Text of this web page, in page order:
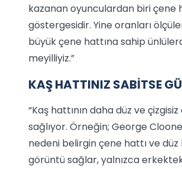
kazanan oyunculardan biri çene
göstergesidir. Yine oranları
büyük çene hattına sahip
meyilliyiz.”
KAŞ HATTINIZ SABİTSE
“Kaş hattının daha düz ve
sağlıyor. Örneğin; George
nedeni belirgin çene hattı ve
görüntü sağlar, yalnızca